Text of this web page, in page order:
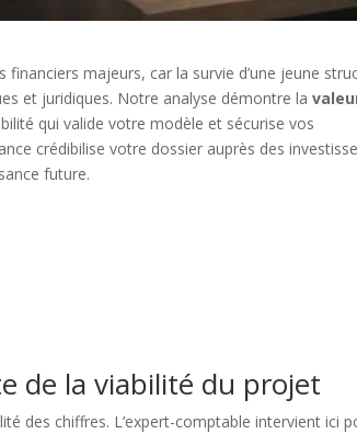
majeurs, car la survie d’une jeune
et juridiques. Notre analyse démontre la
qui valide votre modèle et sécurise vos
crédibilise votre dossier auprès des
future.
de la viabilité du projet
des chiffres. L’expert-comptable intervient ici